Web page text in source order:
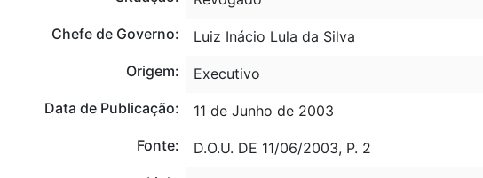
Chefe de Governo:
Luiz Inácio Lula da Silva
Origem:
Executivo
Data de Publicação:
11 de Junho de 2003
Fonte:
D.O.U. DE 11/06/2003, P. 2